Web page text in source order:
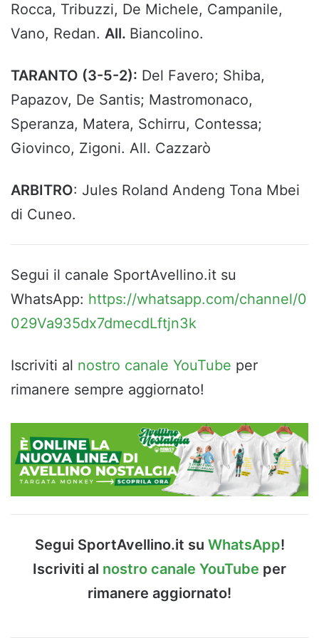
Rocca, Tribuzzi, De Michele, Campanile,
Vano, Redan. All. Biancolino.
TARANTO (3-5-2): Del Favero; Shiba,
Papazov, De Santis; Mastromonaco,
Speranza, Matera, Schirru, Contessa;
Giovinco, Zigoni. All. Cazzarò
ARBITRO: Jules Roland Andeng Tona Mbei
di Cuneo.
Segui il canale SportAvellino.it su
WhatsApp: https://whatsapp.com/channel/0
029Va935dx7dmecdLftjn3k
Iscriviti al nostro canale YouTube per
rimanere sempre aggiornato!
Segui SportAvellino.it su WhatsApp!
Iscriviti al nostro canale YouTube per
rimanere aggiornato!